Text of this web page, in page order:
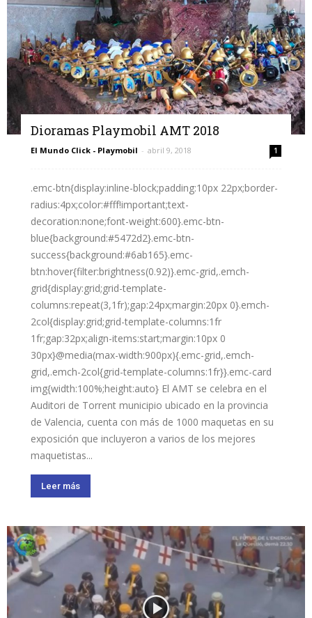
Dioramas Playmobil AMT 2018
El Mundo Click - Playmobil - abril 9, 2018 1
.emc-btn{display:inline-block;padding:10px 22px;border-
radius:4px;color:#fff!important;text-
decoration:none;font-weight:600}.emc-btn-
blue{background:#5472d2}.emc-btn-
success{background:#6ab165}.emc-
btn:hover{filter:brightness(0.92)}.emc-grid,.emch-
grid{display:grid;grid-template-
columns:repeat(3,1fr);gap:24px;margin:20px 0}.emch-
2col{display:grid;grid-template-columns:1fr
1fr;gap:32px;align-items:start;margin:10px 0
30px}@media(max-width:900px){.emc-grid,.emch-
grid,.emch-2col{grid-template-columns:1fr}}.emc-card
img{width:100%;height:auto} El AMT se celebra en el
Auditori de Torrent municipio ubicado en la provincia
de Valencia, cuenta con más de 1000 maquetas en su
exposición que incluyeron a varios de los mejores
maquetistas...
Leer más